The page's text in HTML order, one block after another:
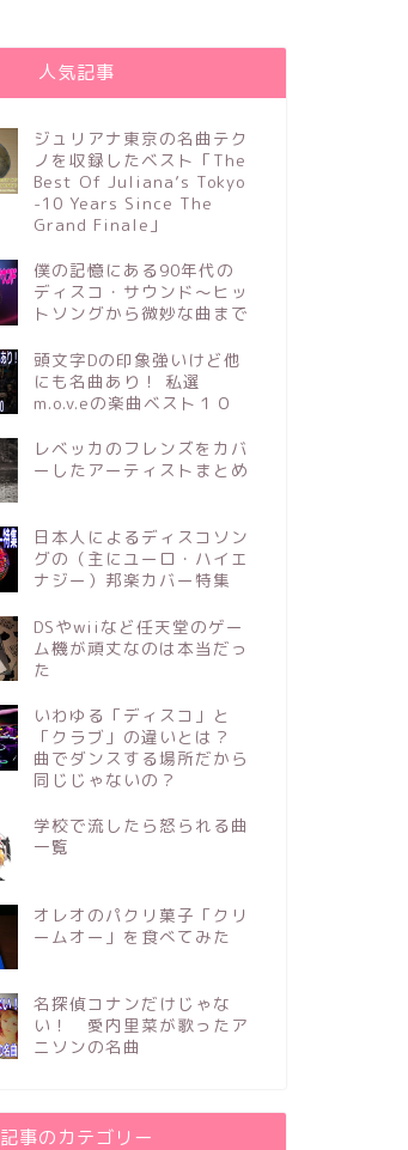
人気記事
ジュリアナ東京の名曲テク
ノを収録したベスト「The
Best Of Juliana’s Tokyo
-10 Years Since The
Grand Finale」
僕の記憶にある90年代の
ディスコ・サウンド～ヒッ
トソングから微妙な曲まで
頭文字Dの印象強いけど他
にも名曲あり！ 私選
m.o.v.eの楽曲ベスト１０
レベッカのフレンズをカバ
ーしたアーティストまとめ
日本人によるディスコソン
グの（主にユーロ・ハイエ
ナジー）邦楽カバー特集
DSやwiiなど任天堂のゲー
ム機が頑丈なのは本当だっ
た
いわゆる「ディスコ」と
「クラブ」の違いとは？
曲でダンスする場所だから
同じじゃないの？
学校で流したら怒られる曲
一覧
オレオのパクリ菓子「クリ
ームオー」を食べてみた
名探偵コナンだけじゃな
い！ 愛内里菜が歌ったア
ニソンの名曲
記事のカテゴリー